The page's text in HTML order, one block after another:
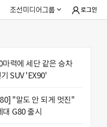
조선미디어그룹 로그인